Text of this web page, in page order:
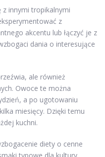
innymi tropikalnymi
z
akcentu lub łączyć je z
dania o interesujące
ale również
Owoce te można
a po ugotowaniu
miesięcy. Dzięki temu
kuchni.
diety o cenne
typowe dla kultury